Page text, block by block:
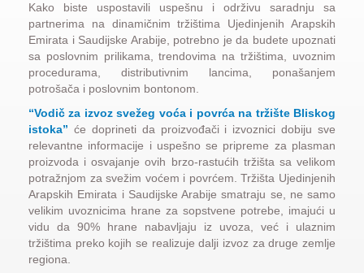
Kako biste uspostavili uspešnu i održivu saradnju sa
partnerima na dinamičnim tržištima Ujedinjenih Arapskih
Emirata i Saudijske Arabije, potrebno je da budete upoznati
sa poslovnim prilikama, trendovima na tržištima, uvoznim
procedurama, distributivnim lancima, ponašanjem
potrošača i poslovnim bontonom.
“Vodič za izvoz svežeg voća i povrća na tržište Bliskog
istoka” će doprineti da proizvođači i izvoznici dobiju sve
relevantne informacije i uspešno se pripreme za plasman
proizvoda i osvajanje ovih brzo-rastućih tržišta sa velikom
potražnjom za svežim voćem i povrćem. Tržišta Ujedinjenih
Arapskih Emirata i Saudijske Arabije smatraju se, ne samo
velikim uvoznicima hrane za sopstvene potrebe, imajući u
vidu da 90% hrane nabavljaju iz uvoza, već i ulaznim
tržištima preko kojih se realizuje dalji izvoz za druge zemlje
regiona.